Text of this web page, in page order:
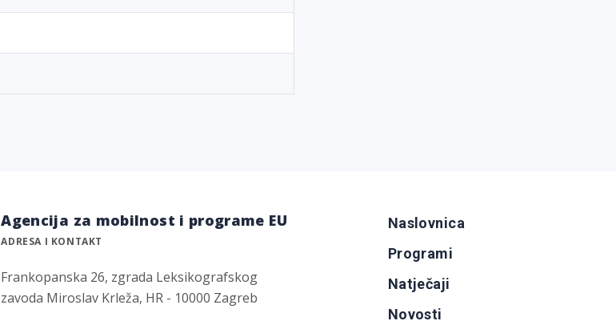
Agencija za mobilnost i programe EU
ADRESA I KONTAKT
Frankopanska 26, zgrada Leksikografskog
zavoda Miroslav Krleža, HR - 10000 Zagreb
Naslovnica
Programi
Natječaji
Novosti